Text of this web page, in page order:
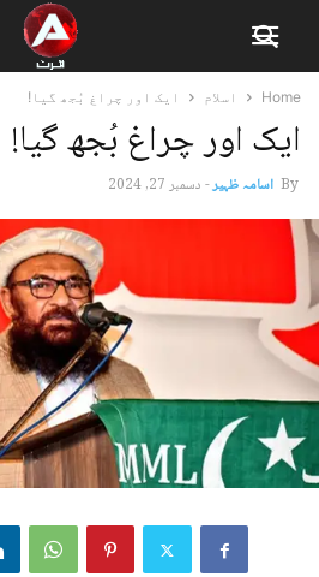
Home اسلام ایک اور چراغ بُجھ گیا!
ایک اور چراغ بُجھ گیا!
By اسامہ ظہیر-دسمبر 27, 2024